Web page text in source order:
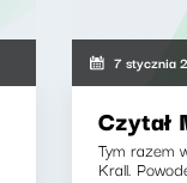
7 stycznia
Czytał
Tym razem
Krall.